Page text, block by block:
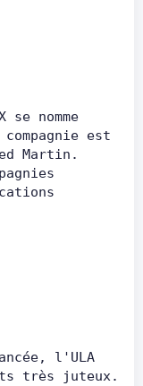
nomme
est
Martin.
l'ULA
très juteux.